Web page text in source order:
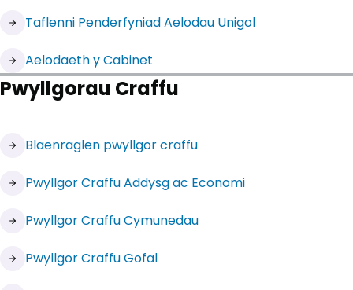
Taflenni Penderfyniad Aelodau Unigol
Aelodaeth y Cabinet
(yn agor mewn tab newydd)
Pwyllgorau Craffu
Blaenraglen pwyllgor craffu
(yn agor mewn tab newydd)
Pwyllgor Craffu Addysg ac Economi
(yn agor mewn tab newydd)
Pwyllgor Craffu Cymunedau
(yn agor mewn tab newydd)
Pwyllgor Craffu Gofal
(yn agor mewn tab newydd)